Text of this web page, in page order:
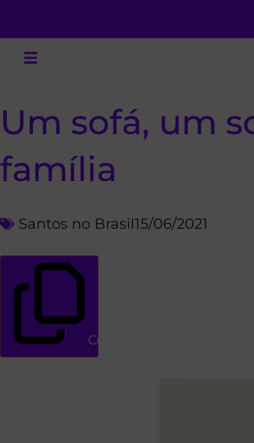
Um sofá, um
família
Santos no Brasil15/06/2021
Copiar link